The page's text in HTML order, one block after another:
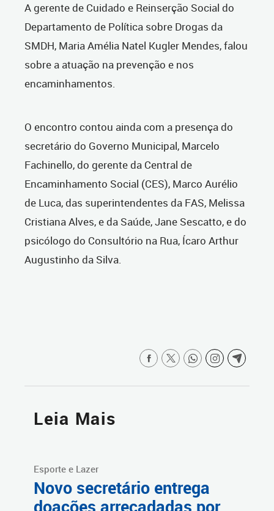
A gerente de Cuidado e Reinserção Social do
Departamento de Política sobre Drogas da
SMDH, Maria Amélia Natel Kugler Mendes, falou
sobre a atuação na prevenção e nos
encaminhamentos.
O encontro contou ainda com a presença do
secretário do Governo Municipal, Marcelo
Fachinello, do gerente da Central de
Encaminhamento Social (CES), Marco Aurélio
de Luca,das superintendentes da FAS, Melissa
Cristiana Alves, e da Saúde, Jane Sescatto,e do
psicólogo do Consultório na Rua, Ícaro Arthur
Augustinho da Silva.
Leia Mais
Esporte e Lazer
Novo secretário entrega